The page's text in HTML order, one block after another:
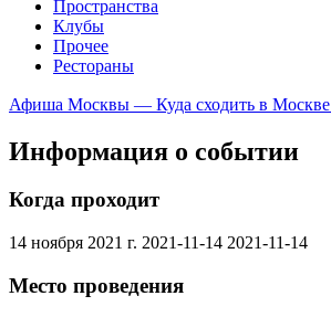
Пространства
Клубы
Прочее
Рестораны
Афиша Москвы — Куда сходить в Москве
Информация о событии
Когда проходит
14 ноября 2021 г. 2021-11-14 2021-11-14
Место проведения